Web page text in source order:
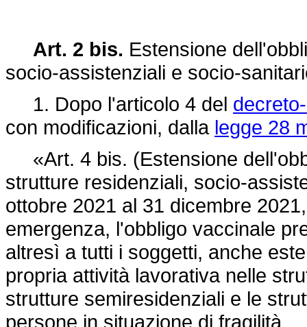
Art. 2 bis. Estensione
socio-assistenziali e socio-
1. Dopo l'articolo 4 del
con modificazioni, dalla legge 28
«Art. 4 bis. (Estensione
strutture residenziali, socio-
ottobre 2021 al 31 dicembre
emergenza, l'obbligo vaccinale
altresì a tutti i soggetti, anche
propria attività lavorativa nelle
strutture semiresidenziali e le
persone in situazione di fragilità.